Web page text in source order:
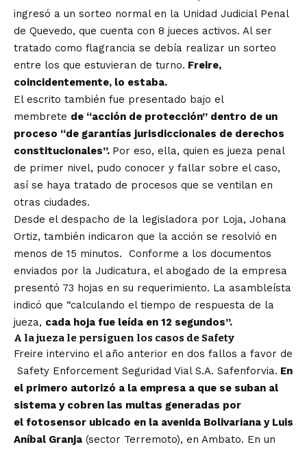
ingresó a un sorteo normal en la Unidad Judicial Penal
de Quevedo, que cuenta con 8 jueces activos. Al ser
tratado como flagrancia se debía realizar un sorteo
entre los que estuvieran de turno. Freire,
coincidentemente, lo estaba.
El escrito también fue presentado bajo el
membrete de “acción de protección” dentro de un
proceso “de garantías jurisdiccionales de derechos
constitucionales”. Por eso, ella, quien es jueza penal
de primer nivel, pudo conocer y fallar sobre el caso,
así se haya tratado de procesos que se ventilan en
otras ciudades.
Desde el despacho de la legisladora por Loja, Johana
Ortiz, también indicaron que la acción se resolvió en
menos de 15 minutos. Conforme a los documentos
enviados por la Judicatura, el abogado de la empresa
presentó 73 hojas en su requerimiento. La asambleísta
indicó que “calculando el tiempo de respuesta de la
jueza, cada hoja fue leída en 12 segundos”.
A la jueza le persiguen los casos de Safety
Freire intervino el año anterior en dos fallos a favor de
Safety Enforcement Seguridad Vial S.A. Safenforvia. En
el primero autorizó a la empresa a que se suban al
sistema y cobren las multas generadas por
el fotosensor ubicado en la avenida Bolivariana y Luis
Aníbal Granja (sector Terremoto), en Ambato. En un